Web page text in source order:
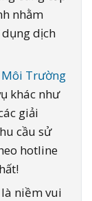
nhằm
dịch
Môi Trường
khác như
giải
cầu sử
hotline
niềm vui